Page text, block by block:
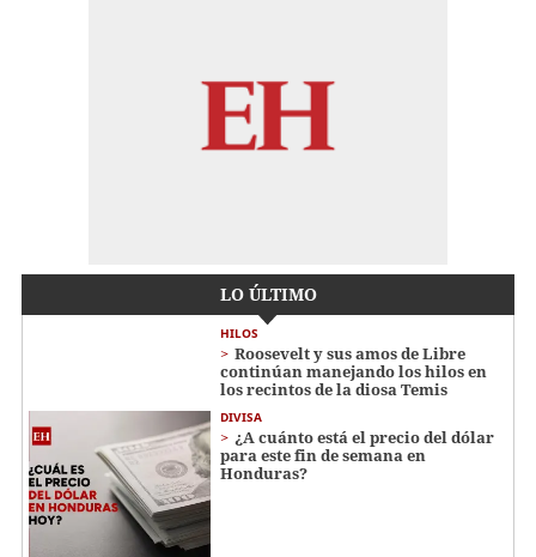
LO ÚLTIMO
HILOS
Roosevelt y sus amos de Libre
continúan manejando los hilos en
los recintos de la diosa Temis
DIVISA
¿A cuánto está el precio del dólar
para este fin de semana en
Honduras?